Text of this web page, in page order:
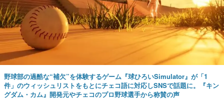
野球部の過酷な“補欠”を体験するゲーム『球ひろいSimulator』が「1
件」のウィッシュリストをもとにチェコ語に対応しSNSで話題に。『キン
グダム・カム』開発元やチェコのプロ野球選手から称賛の声